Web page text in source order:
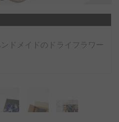
ドメイドのドライフラワー